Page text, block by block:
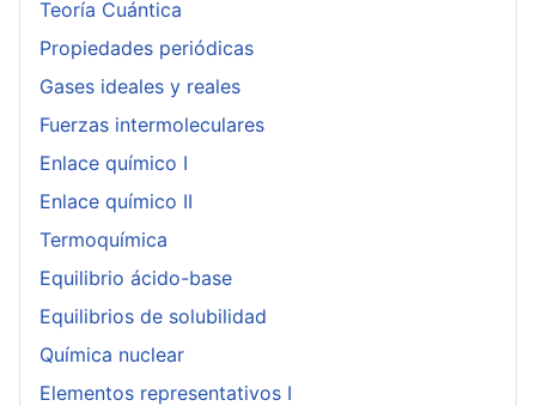
Teoría Cuántica
Propiedades periódicas
Gases ideales y reales
Fuerzas intermoleculares
Enlace químico I
Enlace químico II
Termoquímica
Equilibrio ácido-base
Equilibrios de solubilidad
Química nuclear
Elementos representativos I